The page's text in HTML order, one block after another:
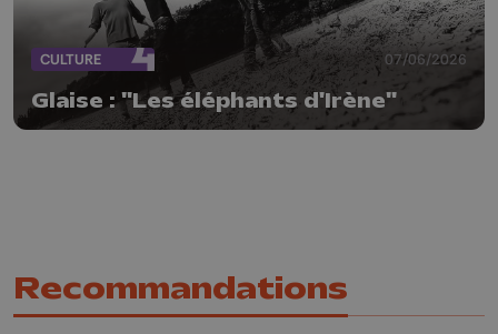
CULTURE 07/06/2026
Glaise : "Les éléphants d'Irène"
Recommandations